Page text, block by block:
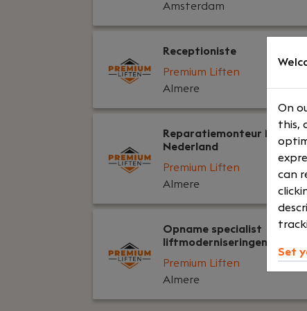
Amsterdam
Receptioniste
Premium Liften
Almere
Reparatiemonteur Midden-
Nederland
Premium Liften
Almere
Opname specialist
liftmoderniseringen
Premium Liften
Almere
On
this,
can
Set